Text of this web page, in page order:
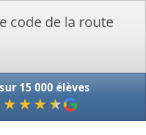
15 000 élèves
★